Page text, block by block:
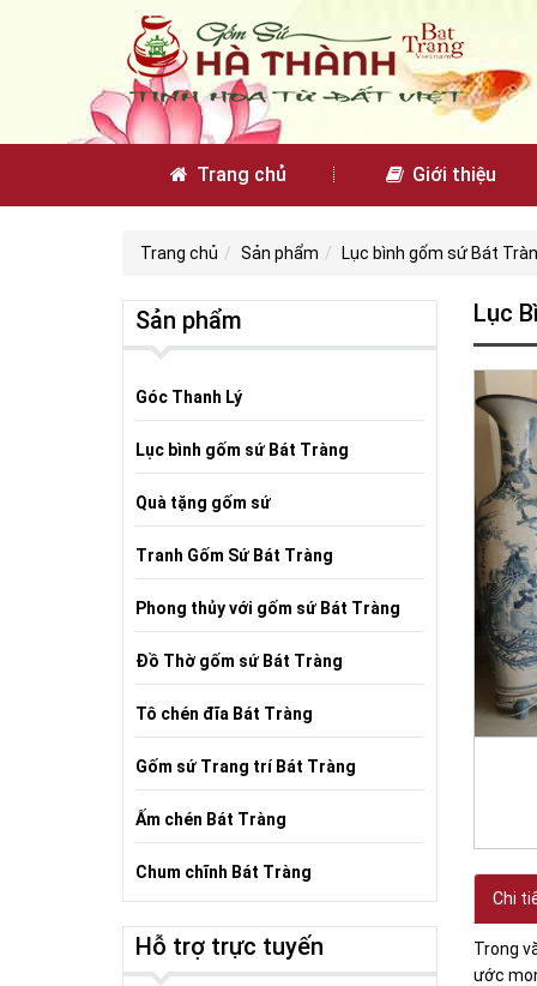
Trang chủ Giới thiệu
Trang chủ Sản phẩm Lục bình gốm sứ Bát
Lục
Chi
Trong
ước
Sản phẩm
Góc Thanh Lý
Lục bình gốm sứ Bát Tràng
Quà tặng gốm sứ
Tranh Gốm Sứ Bát Tràng
Phong thủy với gốm sứ Bát Tràng
Đồ Thờ gốm sứ Bát Tràng
Tô chén đĩa Bát Tràng
Gốm sứ Trang trí Bát Tràng
Ấm chén Bát Tràng
Chum chĩnh Bát Tràng
Hỗ trợ trực tuyến